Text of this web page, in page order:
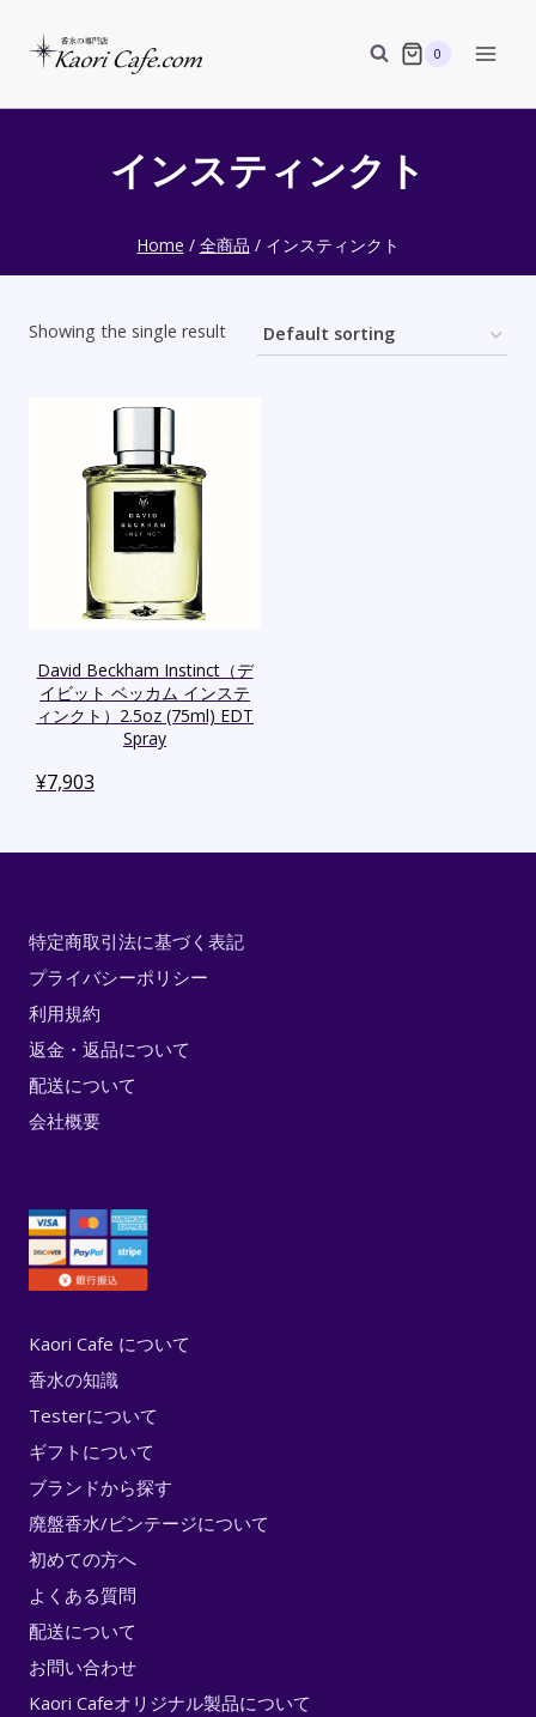
0
インスティンクト
Home / 全商品 / インスティンクト
Showing the single result
David Beckham Instinct（デ
イビット ベッカム インステ
ィンクト）2.5oz (75ml) EDT
Spray
¥7,903
特定商取引法に基づく表記
プライバシーポリシー
利用規約
返金・返品について
配送について
会社概要
Kaori Cafe について
香水の知識
Testerについて
ギフトについて
ブランドから探す
廃盤香水/ビンテージについて
初めての方へ
よくある質問
配送について
お問い合わせ
Kaori Cafeオリジナル製品について